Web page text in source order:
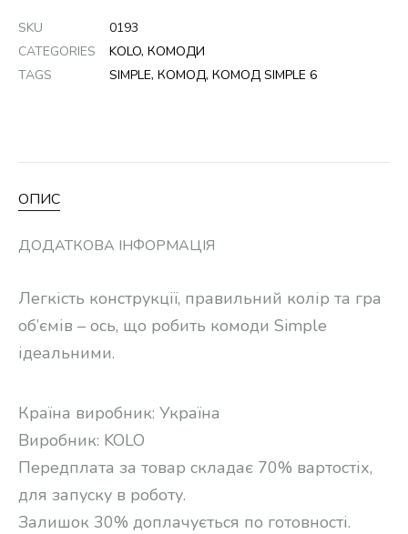
SKU
0193
CATEGORIES
KOLO, КОМОДИ
TAGS
SIMPLE, КОМОД, КОМОД SIMPLE 6
ОПИС
ДОДАТКОВА ІНФОРМАЦІЯ
Легкість конструкції, правильний колір та гра
об’ємів – ось, що робить комоди Simple
ідеальними.
Країна виробник: Україна
Виробник: KOLO
Передплата за товар складає 70% вартостіх,
для запуску в роботу.
Залишок 30% доплачується по готовності.